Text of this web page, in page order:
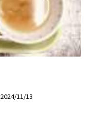
2024/11/13